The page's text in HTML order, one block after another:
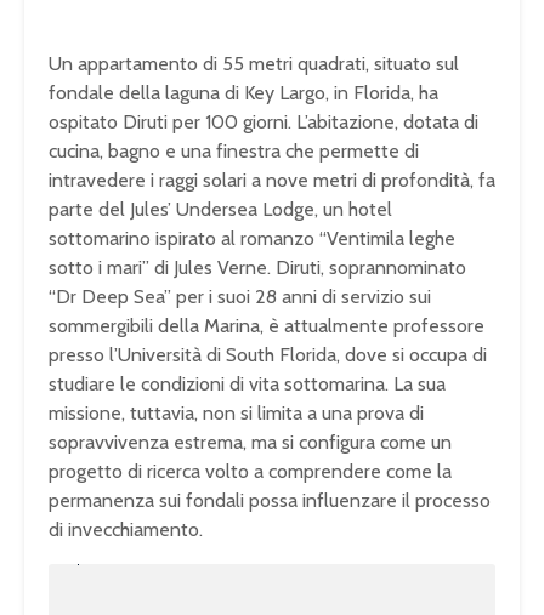
Un appartamento di 55 metri quadrati, situato sul
fondale della laguna di Key Largo, in Florida, ha
ospitato Diruti per 100 giorni. L’abitazione, dotata di
cucina, bagno e una finestra che permette di
intravedere i raggi solari a nove metri di profondità, fa
parte del Jules’ Undersea Lodge, un hotel
sottomarino ispirato al romanzo “Ventimila leghe
sotto i mari” di Jules Verne. Diruti, soprannominato
“Dr Deep Sea” per i suoi 28 anni di servizio sui
sommergibili della Marina, è attualmente professore
presso l’Università di South Florida, dove si occupa di
studiare le condizioni di vita sottomarina. La sua
missione, tuttavia, non si limita a una prova di
sopravvivenza estrema, ma si configura come un
progetto di ricerca volto a comprendere come la
permanenza sui fondali possa influenzare il processo
di invecchiamento.